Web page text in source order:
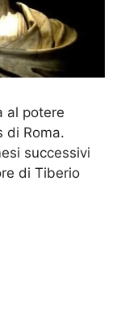
al potere
di Roma.
successivi
di Tiberio